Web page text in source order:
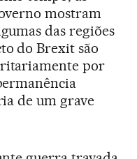
mostram
das regiões
do Brexit são
por
de um grave